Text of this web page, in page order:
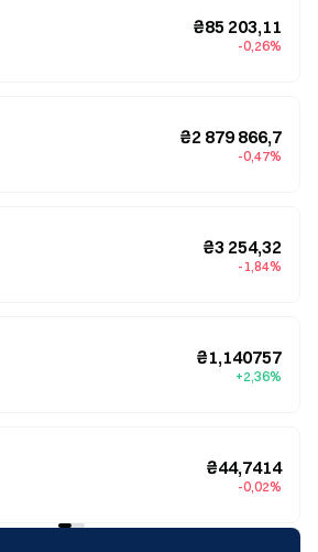
₴85 203,11
-0,26%
₴2 879 866,7
-0,47%
₴3 254,32
-1,84%
₴1,140757
+2,36%
₴44,7414
-0,02%